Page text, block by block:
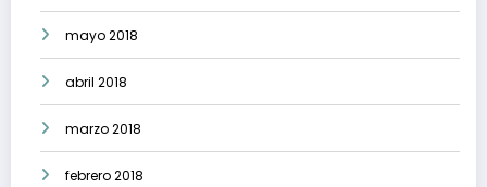
mayo 2018
abril 2018
marzo 2018
febrero 2018